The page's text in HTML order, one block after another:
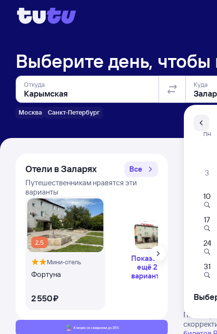
Выберите день, чтобы
Откуда
Москва Санкт-Петербург
Куда
Отели в Заларях
Все
Путешественникам нравятся эти
варианты
2,5
Мини-отель
Фортуна
2 ⁠550 ⁠₽
Показать
ещё 2
варианта
ПН
3
10
17
24
31